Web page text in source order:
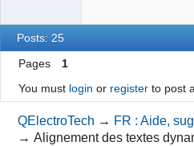
Posts: 25
Pages
1
You must login or registerto post
QElectroTech → FR : Aide,
→Alignement des textes